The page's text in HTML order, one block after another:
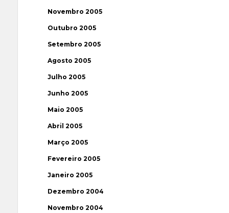
Novembro 2005
Outubro 2005
Setembro 2005
Agosto 2005
Julho 2005
Junho 2005
Maio 2005
Abril 2005
Março 2005
Fevereiro 2005
Janeiro 2005
Dezembro 2004
Novembro 2004